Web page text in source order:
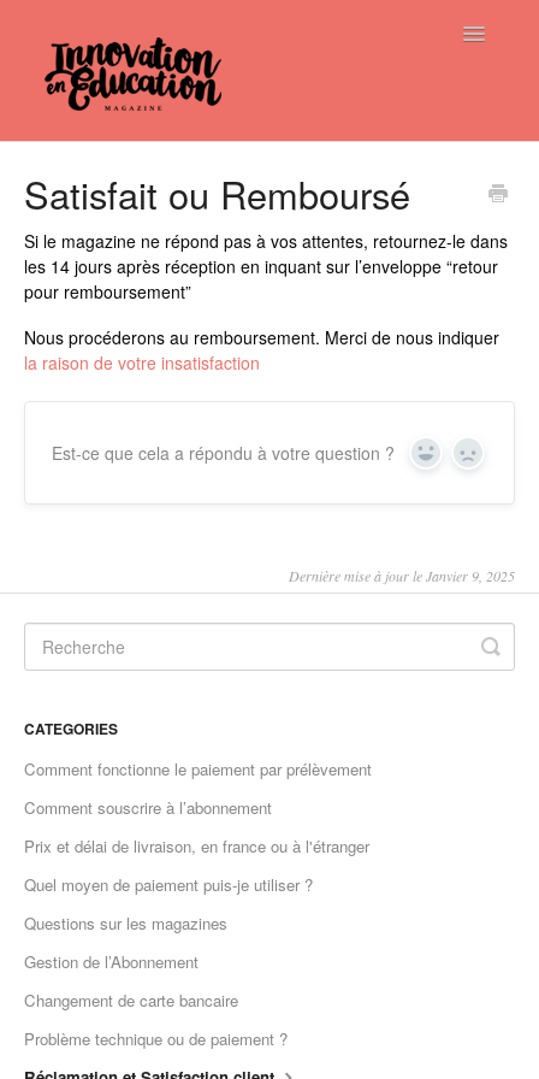
Toggle
Satisfait ou Remboursé
Si le magazine ne répond pas à vos attentes, retournez-le dans
les 14 jours après réception en inquant sur l’enveloppe “retour
pour remboursement”
Nous procéderons au remboursement. Merci de nous indiquer
la raison de votre insatisfaction
Est-ce que cela a répondu à votre question ? Yes No
Dernière mise à jour le Janvier 9, 2025
CATEGORIES
Comment fonctionne le paiement par prélèvement
Comment souscrire à l’abonnement
Prix et délai de livraison, en france ou à l'étranger
Quel moyen de paiement puis-je utiliser ?
Questions sur les magazines
Gestion de l’Abonnement
Changement de carte bancaire
Problème technique ou de paiement ?